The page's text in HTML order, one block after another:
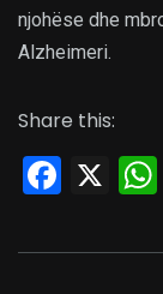
njohëse dhe
Alzheimeri.
Share this:
X